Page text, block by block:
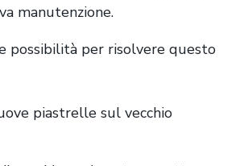
manutenzione.
possibilità per risolvere questo
piastrelle sul vecchio